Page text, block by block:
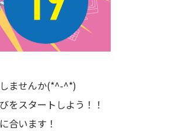
ませんか(*^-^*)
をスタートしよう！！
合います！